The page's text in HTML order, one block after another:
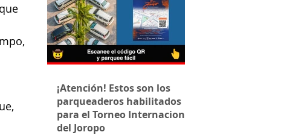
¡Atención! Estos son los
parqueaderos habilitados
para el Torneo Internacional
del Joropo